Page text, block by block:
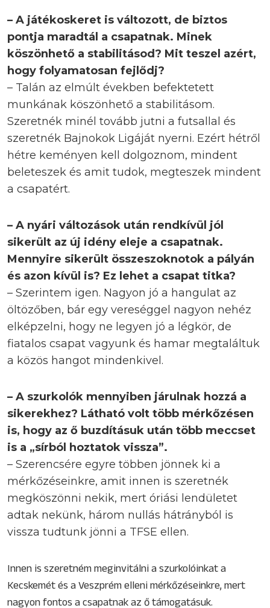
– A játékoskeret is változott, de biztos
pontja maradtál a csapatnak. Minek
köszönhető a stabilitásod? Mit teszel azért,
hogy folyamatosan fejlődj?
– Talán az elmúlt években befektetett
munkának köszönhető a stabilitásom.
Szeretnék minél tovább jutni a futsallal és
szeretnék Bajnokok Ligáját nyerni. Ezért hétről
hétre keményen kell dolgoznom, mindent
beleteszek és amit tudok, megteszek mindent
a csapatért.
– A nyári változások után rendkívül jól
sikerült az új idény eleje a csapatnak.
Mennyire sikerült összeszoknotok a pályán
és azon kívül is? Ez lehet a csapat titka?
– Szerintem igen. Nagyon jó a hangulat az
öltözőben, bár egy vereséggel nagyon nehéz
elképzelni, hogy ne legyen jó a légkör, de
fiatalos csapat vagyunk és hamar megtaláltuk
a közös hangot mindenkivel.
– A szurkolók mennyiben járulnak hozzá a
sikerekhez? Látható volt több mérkőzésen
is, hogy az ő buzdításuk után több meccset
is a „sírból hoztatok vissza”.
– Szerencsére egyre többen jönnek ki a
mérkőzéseinkre, amit innen is szeretnék
megköszönni nekik, mert óriási lendületet
adtak nekünk, három nullás hátrányból is
vissza tudtunk jönni a TFSE ellen.
Innen is szeretném meginvitálni a szurkolóinkat a
Kecskemét és a Veszprém elleni mérkőzéseinkre, mert
nagyon fontos a csapatnak az ő támogatásuk.